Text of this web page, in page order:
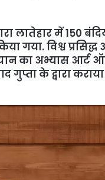
लातेहार में 150
गया. विश्व
का अभ्यास
गुप्ता के द्वारा